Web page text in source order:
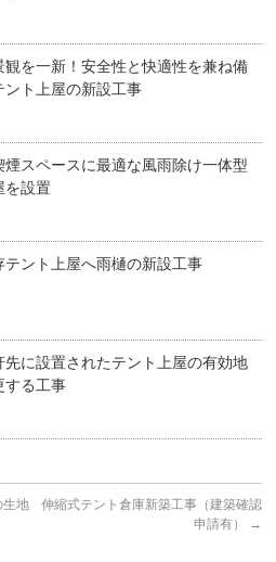
観を一新！安全性と快適性を兼ね備
ント上屋の新設工事
煙スペースに最適な風雨除け一体型
を設置
テント上屋へ雨樋の新設工事
先に設置されたテント上屋の有効地
する工事
生地
伸縮式テント倉庫新築工事（建築確認
申請有）
→